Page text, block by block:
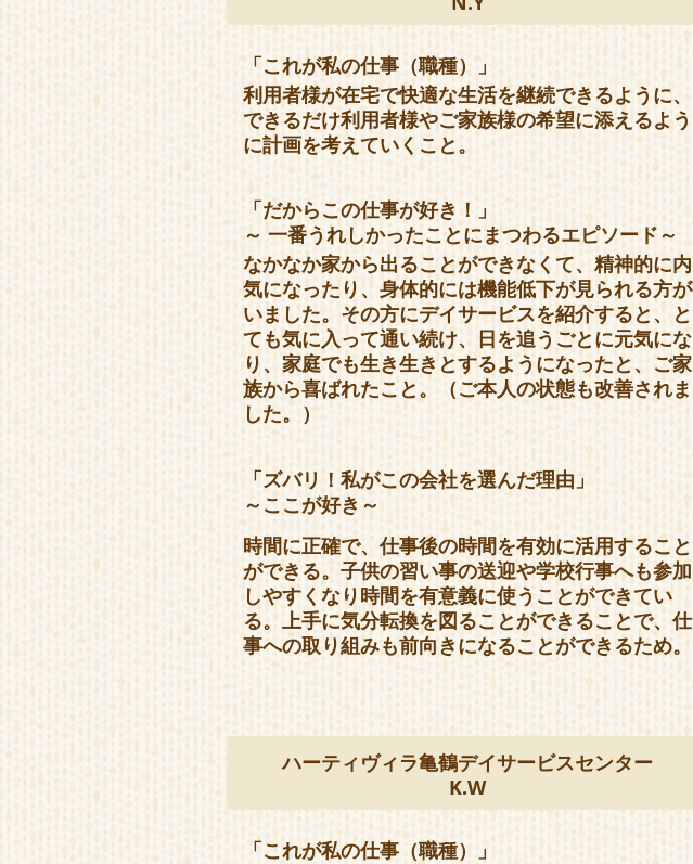
「これが私の仕事（職種）」
利用者様が在宅で快適な生活を継続できるように、
できるだけ利用者様やご家族様の希望に添えるよう
に計画を考えていくこと。
「だからこの仕事が好き！」
～ 一番うれしかったことにまつわるエピソード～
なかなか家から出ることができなくて、精神的に内
気になったり、身体的には機能低下が見られる方が
いました。その方にデイサービスを紹介すると、と
ても気に入って通い続け、日を追うごとに元気にな
り、家庭でも生き生きとするようになったと、ご家
族から喜ばれたこと。（ご本人の状態も改善されま
した。）
「ズバリ！私がこの会社を選んだ理由」
～ここが好き～
時間に正確で、仕事後の時間を有効に活用すること
ができる。子供の習い事の送迎や学校行事へも参加
しやすくなり時間を有意義に使うことができてい
る。上手に気分転換を図ることができることで、仕
事への取り組みも前向きになることができるため。
ハーティヴィラ亀鶴デイサービスセンター
K.W
「これが私の仕事（職種）」